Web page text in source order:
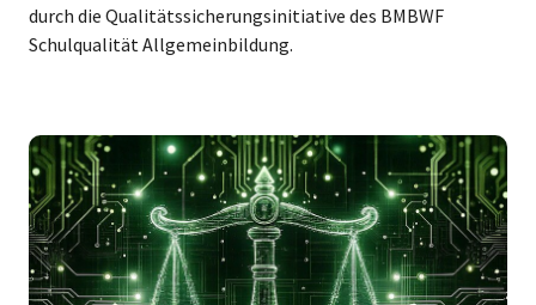
durch die Qualitätssicherungsinitiative des BMBWF
Schulqualität Allgemeinbildung.